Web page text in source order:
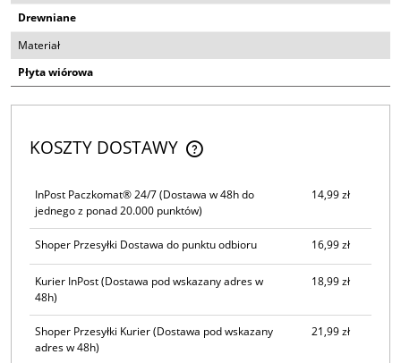
Drewniane
Materiał
Płyta wiórowa
KOSZTY DOSTAWY
CENA NIE ZAWIERA EWENTUALNYCH KOSZTÓW PŁATNOŚCI
InPost Paczkomat® 24/7(Dostawa w 48h do
jednego z ponad 20.000 punktów)
14,99 zł
Shoper Przesyłki Dostawa do punktu odbioru 16,99 zł
Kurier InPost(Dostawa pod wskazany adres w
48h)
18,99 zł
Shoper Przesyłki Kurier(Dostawa pod wskazany
adres w 48h)
21,99 zł